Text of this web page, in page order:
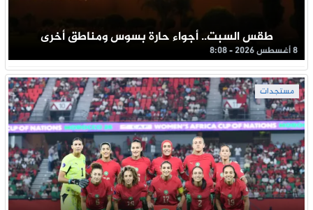
طقس السبت.. أجواء حارة بسوس ومناطق أخرى
8 أغسطس 2026 - 8:08
مستجدات